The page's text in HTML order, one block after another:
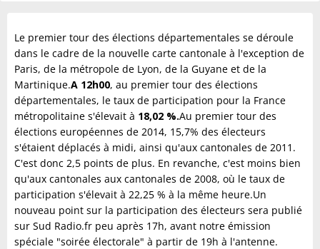
Le premier tour des élections départementales se déroule
dans le cadre de la nouvelle carte cantonale à l'exception de
Paris, de la métropole de Lyon, de la Guyane et de la
Martinique.A 12h00, au premier tour des élections
départementales, le taux de participation pour la France
métropolitaine s'élevait à 18,02 %.Au premier tour des
élections européennes de 2014, 15,7% des électeurs
s'étaient déplacés à midi, ainsi qu'aux cantonales de 2011.
C'est donc 2,5 points de plus. En revanche, c'est moins bien
qu'aux cantonales aux cantonales de 2008, où le taux de
participation s'élevait à 22,25 % à la même heure.Un
nouveau point sur la participation des électeurs sera publié
sur Sud Radio.fr peu après 17h, avant notre émission
spéciale "soirée électorale" à partir de 19h à l'antenne.